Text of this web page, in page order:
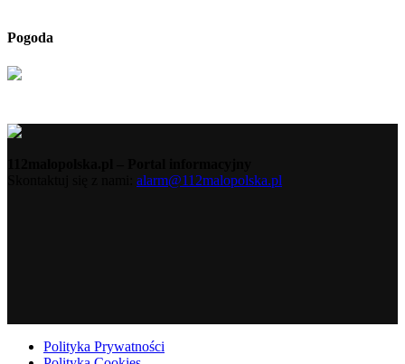
Pogoda
alarm@112malopolska.pl
Polityka Prywatności